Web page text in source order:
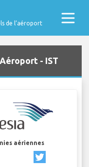
de l’aéroport
- IST
aériennes